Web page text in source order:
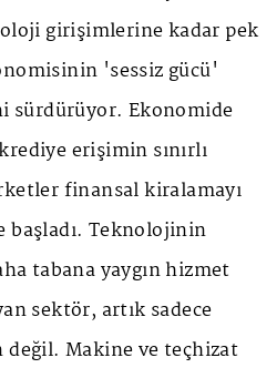
girişimlerine kadar pek
'sessiz gücü'
sürdürüyor. Ekonomide
erişimin sınırlı
finansal kiralamayı
başladı. Teknolojinin
tabana yaygın hizmet
sektör, artık sadece
Makine ve teçhizat